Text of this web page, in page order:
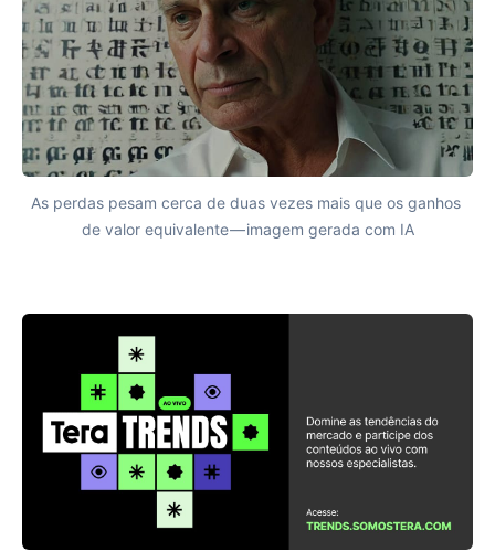
As perdas pesam cerca de duas vezes mais que os ganhos
de valor equivalente — imagem gerada com IA
Design Emocional e a ciência comportamental no